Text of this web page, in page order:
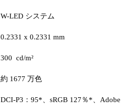
W-LED システム
0.2331 x 0.2331 mm
300 cd/m²
約 1677 万色
DCI-P3：95*、sRGB 127％*、Adobe